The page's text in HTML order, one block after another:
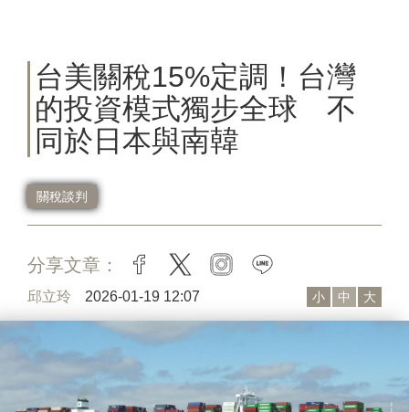
台美關稅15%定調！台灣
的投資模式獨步全球 不
同於日本與南韓
關稅談判
分享文章： facebook
twitter instagram
邱立玲 2026-01-19 12:07 小 中 大